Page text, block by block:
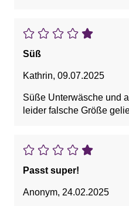
Süß
Kathrin, 09.07.2025
Süße Unterwäsche und
leider falsche Größe
Passt super!
Anonym, 24.02.2025